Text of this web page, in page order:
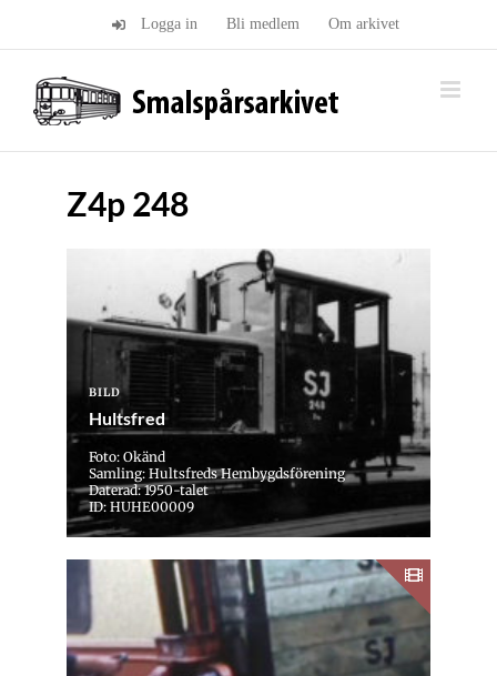
Logga in Bli medlem Om arkivet
Z4p 248
BILD
Hultsfred
Foto: Okänd
Samling: Hultsfreds Hembygdsförening
Daterad: 1950-talet
ID: HUHE00009